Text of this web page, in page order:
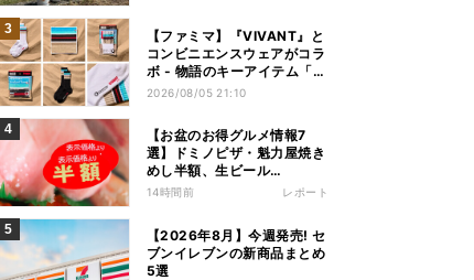
【ファミマ】『VIVANT』と
コンビニエンスウェアがコラ
ボ - 物語のキーアイテム「別
班饅頭」も発売
2026/08/05 21:10
【お盆のお得グルメ情報7
選】ドミノピザ・魁力屋焼き
めし半額、生ビール
39%OFF、寿司110円など
14時間前 レポート
【2026年8月】今週発売! セ
ブンイレブンの新商品まとめ
5選